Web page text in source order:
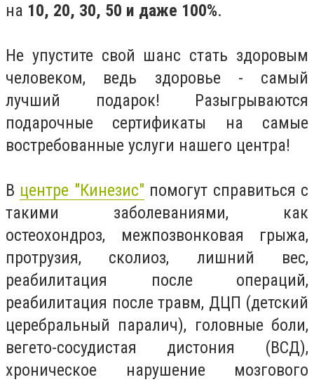
на 10, 20, 30, 50 и даже 100%.
Не упустите свой шанс стать здоровым
человеком, ведь здоровье - самый
лучший подарок! Разыгрываются
подарочные сертификаты на самые
востребованные услуги нашего центра!
В центре "Кинезис" помогут справиться с
такими заболеваниями, как
остеохондроз, межпозвонковая грыжа,
протрузия, сколиоз, лишний вес,
реабилитация после операций,
реабилитация после травм, ДЦП (детский
церебральный паралич), головные боли,
вегето-сосудистая дистония (ВСД),
хроническое нарушение мозгового